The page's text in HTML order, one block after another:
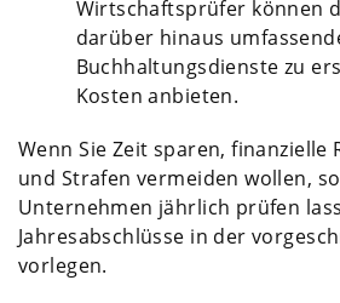
Wirtschaftsprüfer können
darüber hinaus
Buchhaltungsdienste zu
Kosten anbieten.
Wenn Sie Zeit sparen, finanzielle
und Strafen vermeiden wollen,
Unternehmen jährlich prüfen
Jahresabschlüsse in der
vorlegen.